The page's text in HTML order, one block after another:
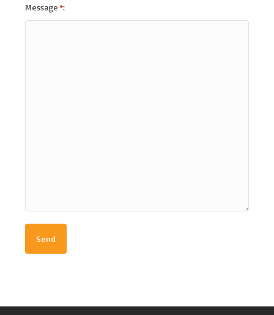
Message*: